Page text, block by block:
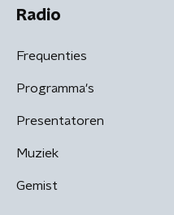
Radio
Frequenties
Programma's
Presentatoren
Muziek
Gemist